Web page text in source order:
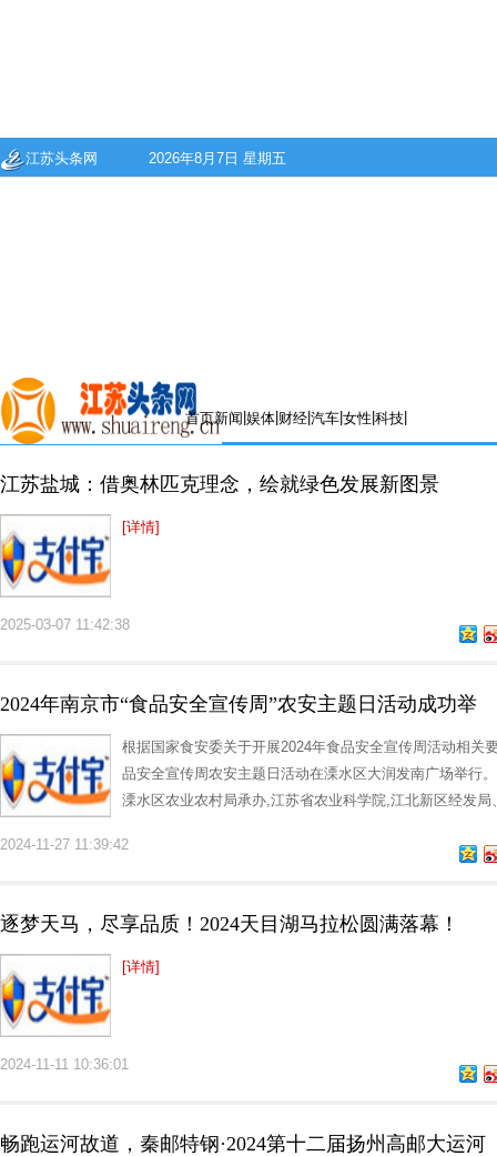
江苏头条网 2026年8月7日 星期五
首页新闻 娱体 财经 汽车 女性 科技
江苏盐城：借奥林匹克理念，绘就绿色发展新图景
[详情]
2025-03-07 11:42:38
2024年南京市“食品安全宣传周”农安主题日活动成功举
根据国家食安委关于开展2024年食品安全宣传周活动相关
品安全宣传周农安主题日活动在溧水区大润发南广场举行
溧水区农业农村局承办,江苏省农业科学院,江北新区经发
2024-11-27 11:39:42
逐梦天马，尽享品质！2024天目湖马拉松圆满落幕！
[详情]
2024-11-11 10:36:01
畅跑运河故道，秦邮特钢·2024第十二届扬州高邮大运河